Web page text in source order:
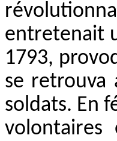
entretenait
1793,
se retrouva
soldats. En
volontaires